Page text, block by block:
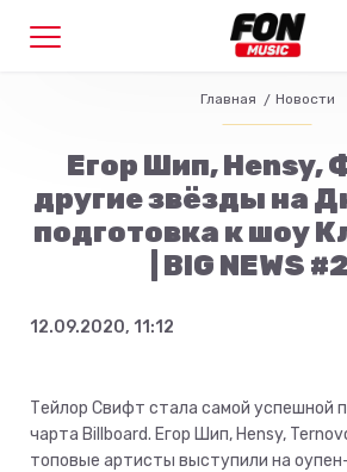
Главная Новости
Егор Шип, Hensy,
другие звёзды на
подготовка к шоу
| BIG NEWS
12.09.2020, 11:12
Тейлор Свифт стала самой успешной
чарта Billboard. Егор Шип, Hensy,
топовые артисты выступили на